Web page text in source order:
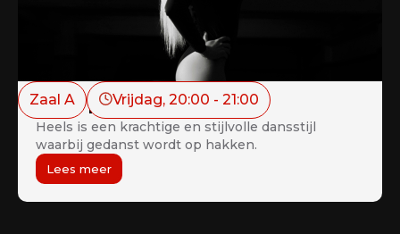
Zaal A Vrijdag, 20:00 - 21:00
Heels 16+
Heels is een krachtige en stijlvolle dansstijl
waarbij gedanst wordt op hakken.
Lees meer